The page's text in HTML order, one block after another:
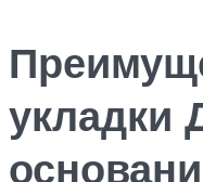
укладки